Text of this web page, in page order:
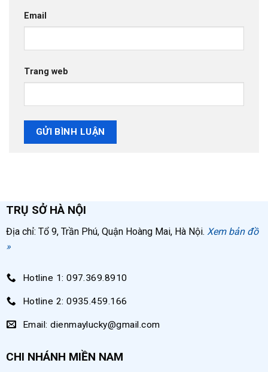
Email
Trang web
TRỤ SỞ HÀ NỘI
Địa chỉ: Tổ 9, Trần Phú, Quận Hoàng Mai, Hà Nội. Xem bản đồ
»
Hotline 1: 097.369.8910
Hotline 2: 0935.459.166
Email: dienmaylucky@gmail.com
CHI NHÁNH MIỀN NAM